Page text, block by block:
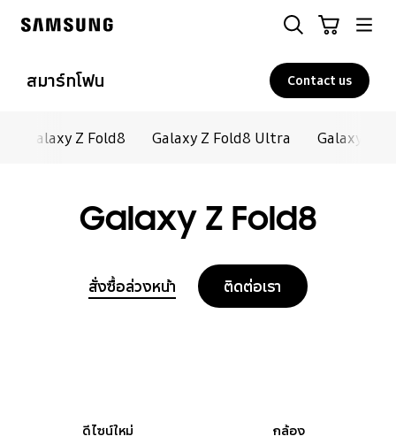
สมาร์ทโฟน Contact us
Galaxy Z Fold8 Galaxy Z Fold8 Ultra Galaxy Z
Galaxy Z Fold8
สั่งซื้อล่วงหน้า ติดต่อเรา
ดีไซน์ใหม่ กล้อง